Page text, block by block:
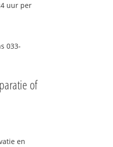
uur per
033-
of
en